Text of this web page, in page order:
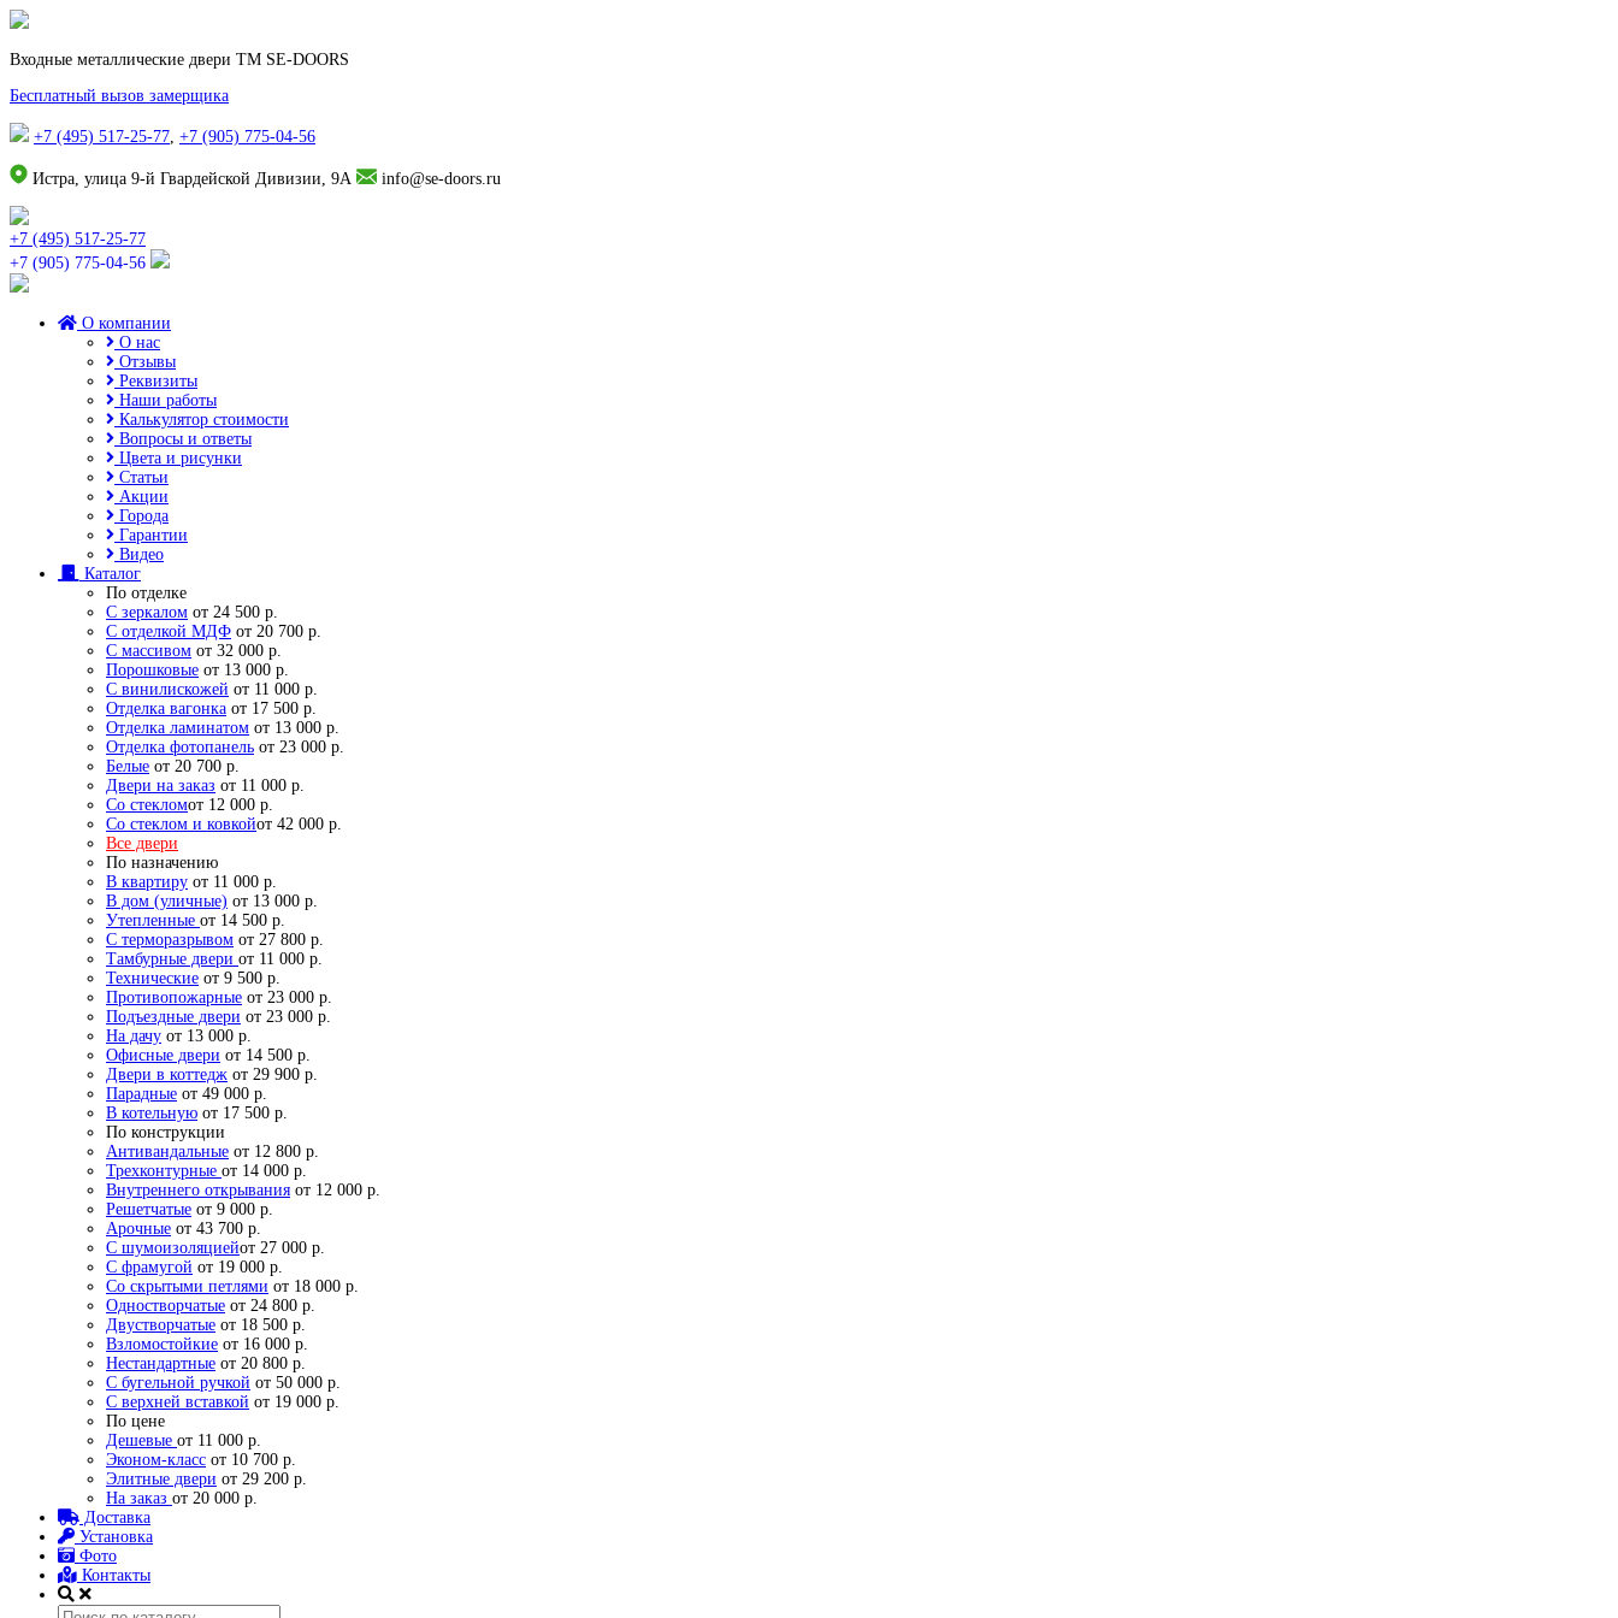
Входные металлические двери TM SE-DOORS
Бесплатный вызов замерщика
+7 (495) 517-25-77, +7 (905) 775-04-56
Истра, улица 9-й Гвардейской Дивизии, 9А info@se-doors.ru
+7 (495) 517-25-77
+7 (905) 775-04-56
О компании
О нас
Отзывы
Реквизиты
Наши работы
Калькулятор стоимости
Вопросы и ответы
Цвета и рисунки
Статьи
Акции
Города
Гарантии
Видео
Каталог
По отделке
С зеркалом от 24 500 р.
С отделкой МДФ от 20 700 р.
С массивом от 32 000 р.
Порошковые от 13 000 р.
С винилискожей от 11 000 р.
Отделка вагонка от 17 500 р.
Отделка ламинатом от 13 000 р.
Отделка фотопанель от 23 000 р.
Белые от 20 700 р.
Двери на заказ от 11 000 р.
Со стекломот 12 000 р.
Со стеклом и ковкойот 42 000 р.
Все двери
По назначению
В квартиру от 11 000 р.
В дом (уличные) от 13 000 р.
Утепленные от 14 500 р.
С терморазрывом от 27 800 р.
Тамбурные двери от 11 000 р.
Технические от 9 500 р.
Противопожарные от 23 000 р.
Подъездные двери от 23 000 р.
На дачу от 13 000 р.
Офисные двери от 14 500 р.
Двери в коттедж от 29 900 р.
Парадные от 49 000 р.
В котельную от 17 500 р.
По конструкции
Антивандальные от 12 800 р.
Трехконтурные от 14 000 р.
Внутреннего открывания от 12 000 р.
Решетчатые от 9 000 р.
Арочные от 43 700 р.
С шумоизоляциейот 27 000 р.
С фрамугой от 19 000 р.
Со скрытыми петлями от 18 000 р.
Одностворчатые от 24 800 р.
Двустворчатые от 18 500 р.
Взломостойкие от 16 000 р.
Нестандартные от 20 800 р.
С бугельной ручкой от 50 000 р.
С верхней вставкой от 19 000 р.
По цене
Дешевые от 11 000 р.
Эконом-класс от 10 700 р.
Элитные двери от 29 200 р.
На заказ от 20 000 р.
Доставка
Установка
Фото
Контакты